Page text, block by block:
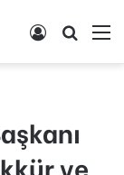
Arama
Kayıt
ve